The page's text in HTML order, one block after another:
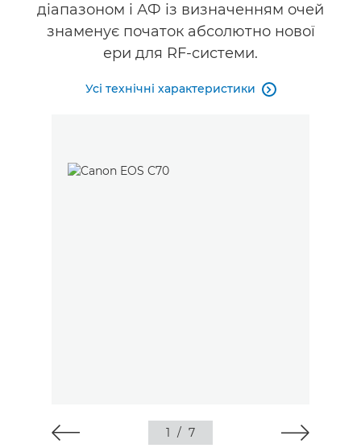
діапазоном і АФ із визначенням очей
знаменує початок абсолютно нової
ери для RF-системи.
Усі технічні характеристики 
1 / 7